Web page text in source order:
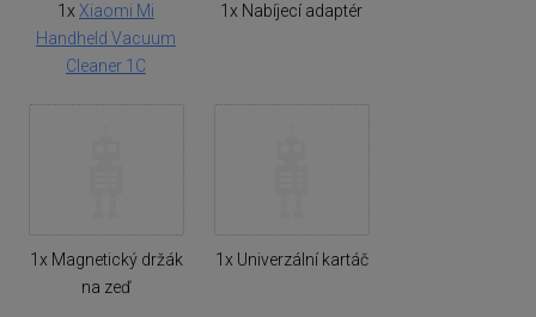
1x Xiaomi Mi
Handheld Vacuum
Cleaner 1C
1x Nabíjecí adaptér
1x Magnetický držák
na zeď
1x Univerzální kartáč